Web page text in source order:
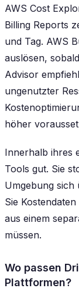
AWS Cost
Billing Reports
und Tag. AWS
auslösen,
Advisor
ungenutzter
höher
Innerhalb ihres
Tools gut. Sie
Umgebung sich
Sie
aus einem
müssen.
Wo passen
Plattformen?